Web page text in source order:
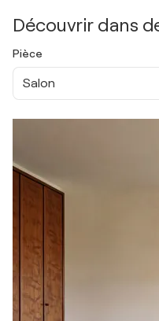
Découvrir dans
Pièce
Salon